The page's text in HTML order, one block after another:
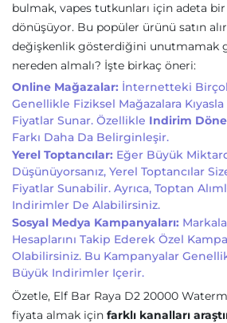
bulmak, vapes tutkunları için adeta bir
dönüşüyor. Bu popüler ürünü satın
değişkenlik gösterdiğini unutmamak
nereden almalı? İşte birkaç öneri:
Online Mağazalar: İnternetteki
Genellikle Fiziksel Mağazalara
Fiyatlar Sunar. Özellikle Indirim
Farkı Daha Da Belirginleşir.
Yerel Toptancılar: Eğer Büyük
Düşünüyorsanız, Yerel Toptancılar
Fiyatlar Sunabilir. Ayrıca, Toptan
Indirimler De Alabilirsiniz.
Sosyal Medya Kampanyaları:
Hesaplarını Takip Ederek Özel
Olabilirsiniz. Bu Kampanyalar
Büyük Indirimler Içerir.
Özetle, Elf Bar Raya D2 20000
fiyata almak için farklı kanalları